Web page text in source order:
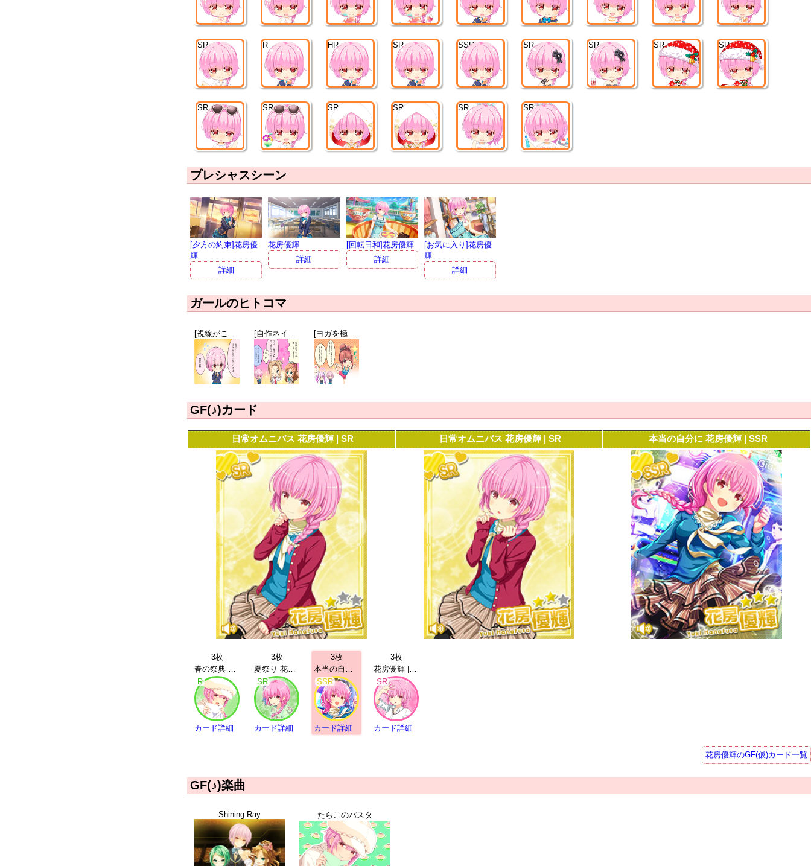
SR R HR SR SSR SR SR SR SR
SR SR SR SR SR SR
プレシャスシーン
[夕方の約束]花房優
輝
詳細
花房優輝
詳細
[回転日和]花房優輝
詳細
[お気に入り]花房優
輝
詳細
ガールのヒトコマ
GF(♪)カード
日常オムニバス 花房優輝 | SR 日常オムニバス 花房優輝 | SR 本当の自分に 花房優輝 | SSR
3枚
春の祭典 花房優輝 | R
R
カード詳細
3枚
夏祭り 花房優輝 | SR
SR
カード詳細
3枚
本当の自分に 花房優輝 | SSR
SSR
カード詳細
3枚
花房優輝 | SR
SR
カード詳細
花房優輝のGF(仮)カード一覧
GF(♪)楽曲
Shining Ray たらこのパスタ